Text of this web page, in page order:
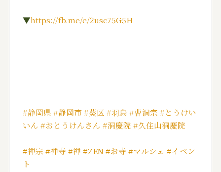
▼https://fb.me/e/2usc75G5H
#静岡県 #静岡市#葵区 #羽鳥 #曹洞宗 #とうけい
いん #おとうけんさん #洞慶院 #久住山洞慶院
#禅宗 #禅寺 #禅#ZEN#お寺 #マルシェ #イベン
ト